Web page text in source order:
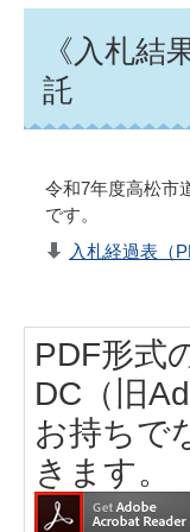
《入札
託
令和7年度高松市
です。
入札経過表（
PDF形式
DC（旧
お持ちで
きます。